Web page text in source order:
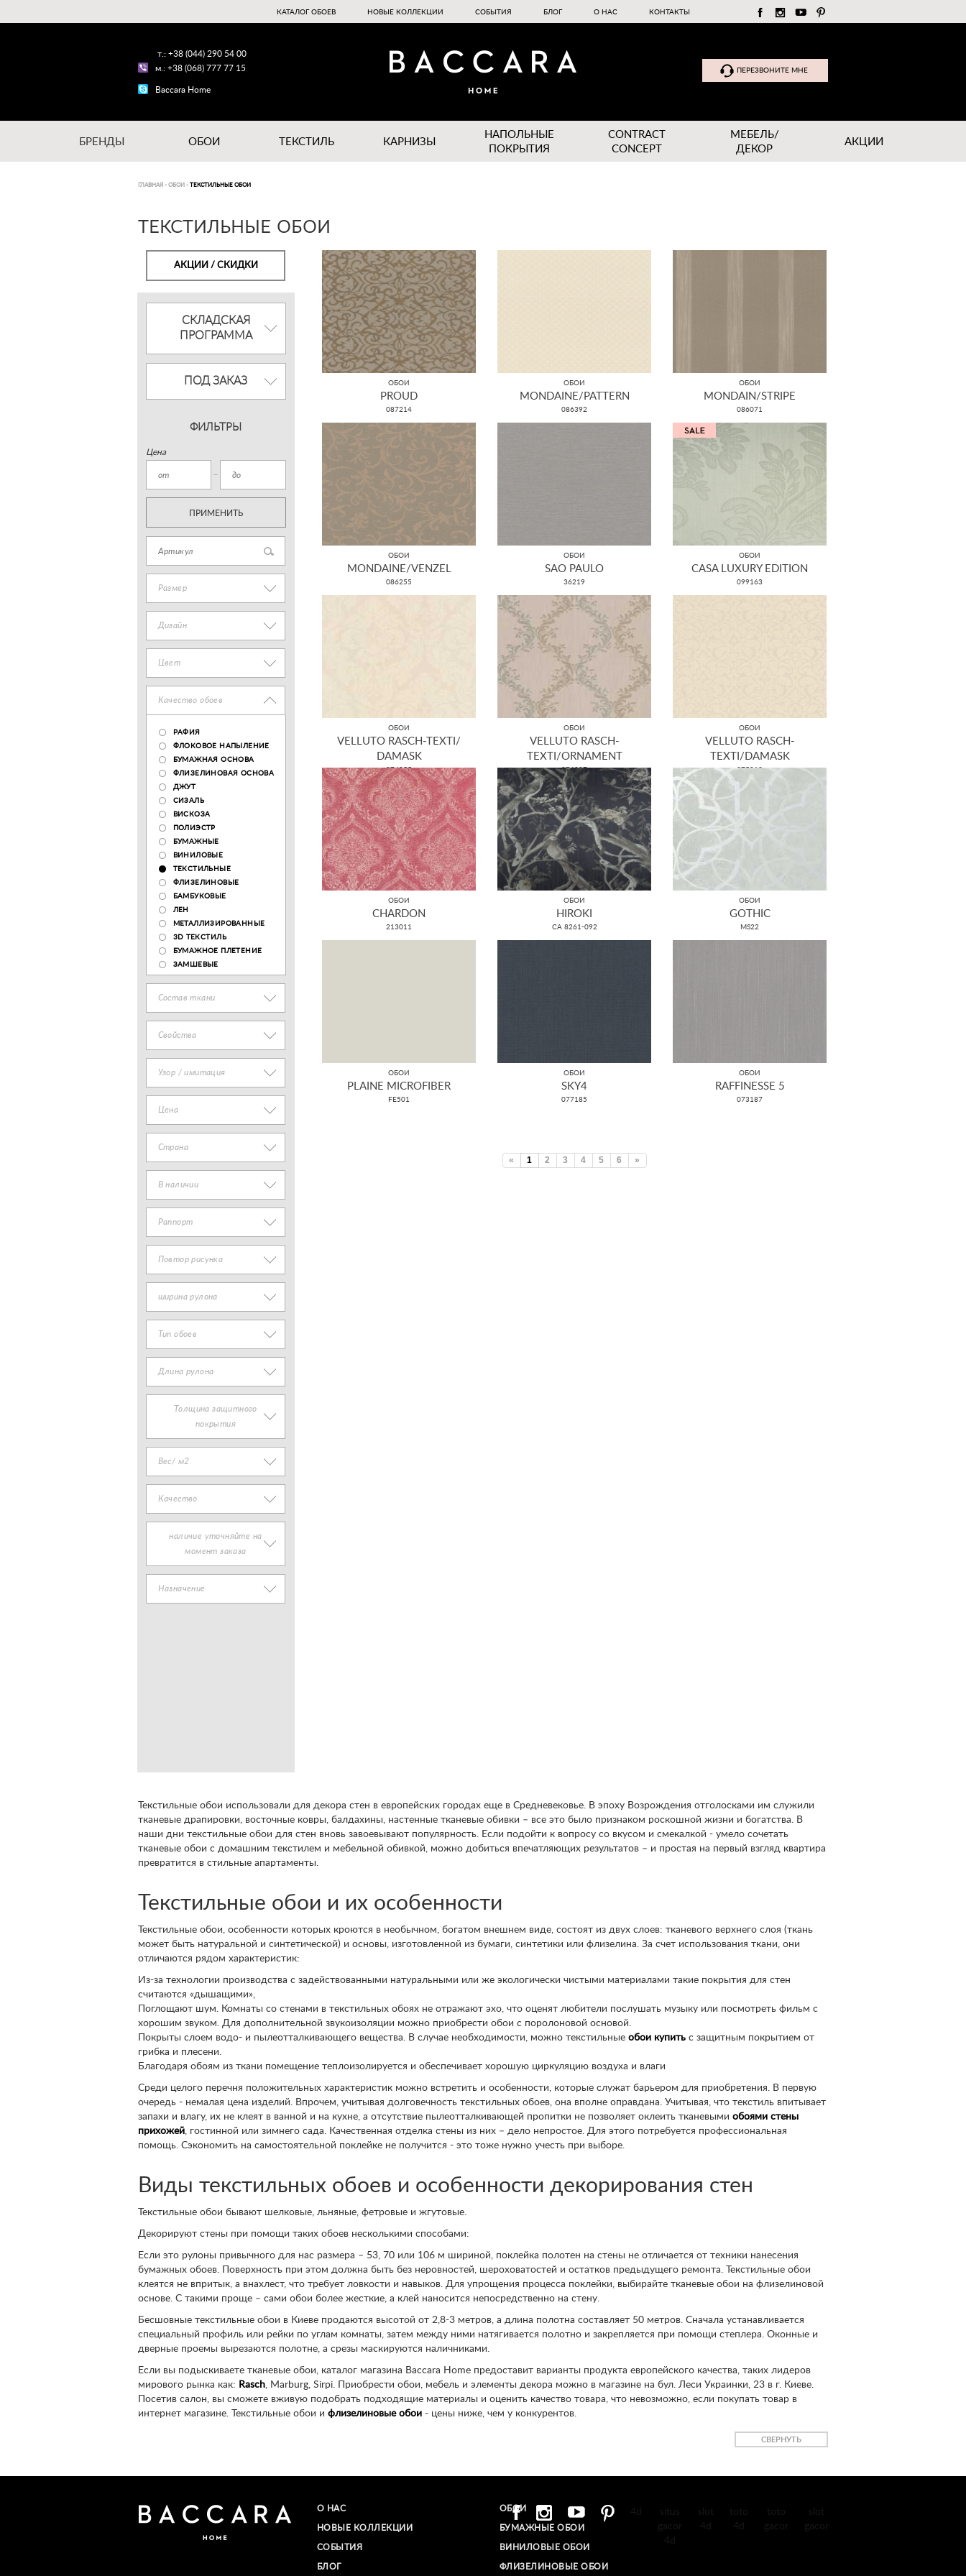
КАТАЛОГ ОБОЕВ НОВЫЕ КОЛЛЕКЦИИ СОБЫТИЯ БЛОГ О НАС КОНТАКТЫ
т.: +38 (044) 290 54 00
м.: +38 (068) 777 77 15
Baccara Home
ПЕРЕЗВОНИТЕ МНЕ
БРЕНДЫ ОБОИ ТЕКСТИЛЬ КАРНИЗЫ
НАПОЛЬНЫЕ
ПОКРЫТИЯ
CONTRACT
CONCEPT
МЕБЕЛЬ/
ДЕКОР
АКЦИИ
ГЛАВНАЯ - ОБОИ - ТЕКСТИЛЬНЫЕ ОБОИ
ТЕКСТИЛЬНЫЕ ОБОИ
АКЦИИ / СКИДКИ
СКЛАДСКАЯ
ПРОГРАММА
ПОД ЗАКАЗ
ФИЛЬТРЫ
Цена
ПРИМЕНИТЬ
Размер
Дизайн
Цвет
Качество обоев
РАФИЯ
ФЛОКОВОЕ НАПЫЛЕНИЕ
БУМАЖНАЯ ОСНОВА
ФЛИЗЕЛИНОВАЯ ОСНОВА
ДЖУТ
СИЗАЛЬ
ВИСКОЗА
ПОЛИЭСТР
БУМАЖНЫЕ
ВИНИЛОВЫЕ
ТЕКСТИЛЬНЫЕ
ФЛИЗЕЛИНОВЫЕ
БАМБУКОВЫЕ
ЛЕН
МЕТАЛЛИЗИРОВАННЫЕ
3D ТЕКСТИЛЬ
БУМАЖНОЕ ПЛЕТЕНИЕ
ЗАМШЕВЫЕ
Состав ткани
Свойства
Узор / имитация
Цена
Страна
В наличии
Раппорт
Повтор рисунка
ширина рулона
Тип обоев
Длина рулона
Толщина защитного
покрытия
Вес/ м2
Качество
наличие уточняйте на
момент заказа
Назначение
ОБОИ
PROUD
087214
ОБОИ
MONDAINE/PATTERN
086392
ОБОИ
MONDAIN/STRIPE
086071
ОБОИ
MONDAINE/VENZEL
086255
ОБОИ
SAO PAULO
36219
ОБОИ
CASA LUXURY EDITION
099163
ОБОИ
VELLUTO RASCH-TEXTI/
DAMASK
074955
ОБОИ
VELLUTO RASCH-
TEXTI/ORNAMENT
074887
ОБОИ
VELLUTO RASCH-
TEXTI/DAMASK
075013
ОБОИ
CHARDON
213011
ОБОИ
HIROKI
CA 8261-092
ОБОИ
GOTHIC
MS22
ОБОИ
PLAINE MICROFIBER
FE501
ОБОИ
SKY4
077185
ОБОИ
RAFFINESSE 5
073187
« 1 2 3 4 5 6 »
Текстильные обои использовали для декора стен в европейских городах еще в Средневековье. В эпоху Возрождения отголосками им служили
тканевые драпировки, восточные ковры, балдахины, настенные тканевые обивки – все это было признаком роскошной жизни и богатства. В
наши дни текстильные обои для стен вновь завоевывают популярность. Если подойти к вопросу со вкусом и смекалкой - умело сочетать
тканевые обои с домашним текстилем и мебельной обивкой, можно добиться впечатляющих результатов – и простая на первый взгляд квартира
превратится в стильные апартаменты.
Текстильные обои и их особенности
Текстильные обои, особенности которых кроются в необычном, богатом внешнем виде, состоят из двух слоев: тканевого верхнего слоя (ткань
может быть натуральной и синтетической) и основы, изготовленной из бумаги, синтетики или флизелина. За счет использования ткани, они
отличаются рядом характеристик:
Из-за технологии производства с задействованными натуральными или же экологически чистыми материалами такие покрытия для стен
считаются «дышащими»,
Поглощают шум. Комнаты со стенами в текстильных обоях не отражают эхо, что оценят любители послушать музыку или посмотреть фильм с
хорошим звуком. Для дополнительной звукоизоляции можно приобрести обои с поролоновой основой.
Покрыты слоем водо- и пылеотталкивающего вещества. В случае необходимости, можно текстильные обои купить с защитным покрытием от
грибка и плесени.
Благодаря обоям из ткани помещение теплоизолируется и обеспечивает хорошую циркуляцию воздуха и влаги
Среди целого перечня положительных характеристик можно встретить и особенности, которые служат барьером для приобретения. В первую
очередь - немалая цена изделий. Впрочем, учитывая долговечность текстильных обоев, она вполне оправдана. Учитывая, что текстиль впитывает
запахи и влагу, их не клеят в ванной и на кухне, а отсутствие пылеотталкивающей пропитки не позволяет оклеить тканевыми обоями стены
прихожей, гостинной или зимнего сада. Качественная отделка стены из них – дело непростое. Для этого потребуется профессиональная
помощь. Сэкономить на самостоятельной поклейке не получится - это тоже нужно учесть при выборе.
Виды текстильных обоев и особенности декорирования стен
Текстильные обои бывают шелковые, льняные, фетровые и жгутовые.
Декорируют стены при помощи таких обоев несколькими способами:
Если это рулоны привычного для нас размера – 53, 70 или 106 м шириной, поклейка полотен на стены не отличается от техники нанесения
бумажных обоев. Поверхность при этом должна быть без неровностей, шероховатостей и остатков предыдущего ремонта. Текстильные обои
клеятся не впритык, а внахлест, что требует ловкости и навыков. Для упрощения процесса поклейки, выбирайте тканевые обои на флизелиновой
основе. С такими проще – сами обои более жесткие, а клей наносится непосредственно на стену.
Бесшовные текстильные обои в Киеве продаются высотой от 2,8-3 метров, а длина полотна составляет 50 метров. Сначала устанавливается
специальный профиль или рейки по углам комнаты, затем между ними натягивается полотно и закрепляется при помощи степлера. Оконные и
дверные проемы вырезаются полотне, а срезы маскируются наличниками.
Если вы подыскиваете тканевые обои, каталог магазина Вaccara Home предоставит варианты продукта европейского качества, таких лидеров
мирового рынка как: Rasch, Marburg, Sirpi. Приобрести обои, мебель и элементы декора можно в магазине на бул. Леси Украинки, 23 в г. Киеве.
Посетив салон, вы сможете вживую подобрать подходящие материалы и оценить качество товара, что невозможно, если покупать товар в
интернет магазине. Текстильные обои и флизелиновые обои - цены ниже, чем у конкурентов.
СВЕРНУТЬ
О НАС
НОВЫЕ КОЛЛЕКЦИИ
СОБЫТИЯ
БЛОГ
ОБОИ
БУМАЖНЫЕ ОБОИ
ВИНИЛОВЫЕ ОБОИ​
ФЛИЗЕЛИНОВЫЕ ОБОИ